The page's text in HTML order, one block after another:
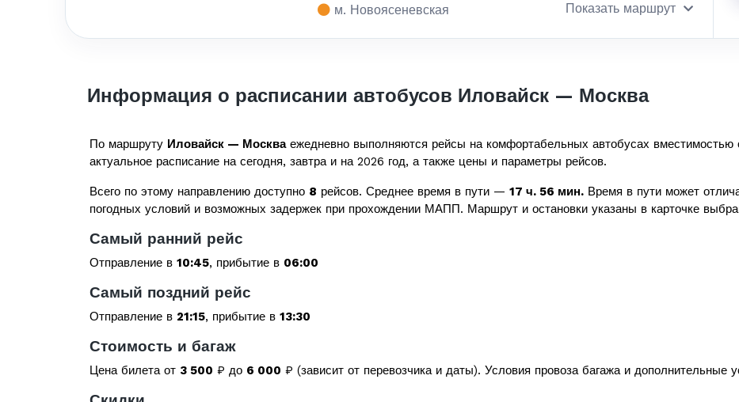
м. Новоясеневская Показать маршрут
Информация о расписании автобусов Иловайск — Москва
По маршруту Иловайск — Москваежедневно выполняются рейсы на комфортабельных автобусах вместимостью
актуальное расписание на сегодня, завтра и на 2026 год, а также цены и параметры рейсов.
Всего по этому направлению доступно 8 рейсов. Среднее время в пути — 17 ч. 56 мин. Время в пути может
погодных условий и возможных задержек при прохождении МАПП. Маршрут и остановки указаны в карточке
Самый ранний рейс
Отправление в 10:45, прибытие в 06:00
Самый поздний рейс
Отправление в 21:15, прибытие в 13:30
Стоимость и багаж
Цена билета от 3 500 ₽ до 6 000 ₽ (зависит от перевозчика и даты). Условия провоза багажа и дополнительные